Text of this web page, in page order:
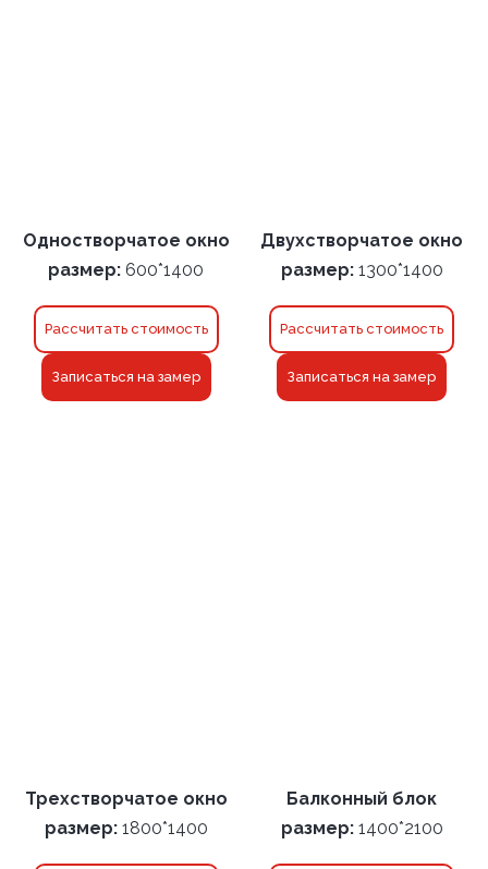
Одностворчатое окно
размер: 600*1400
Рассчитать стоимость
Записаться на замер
Двухстворчатое окно
размер: 1300*1400
Рассчитать стоимость
Записаться на замер
Трехстворчатое окно
размер: 1800*1400
Балконный блок
размер:1400*2100